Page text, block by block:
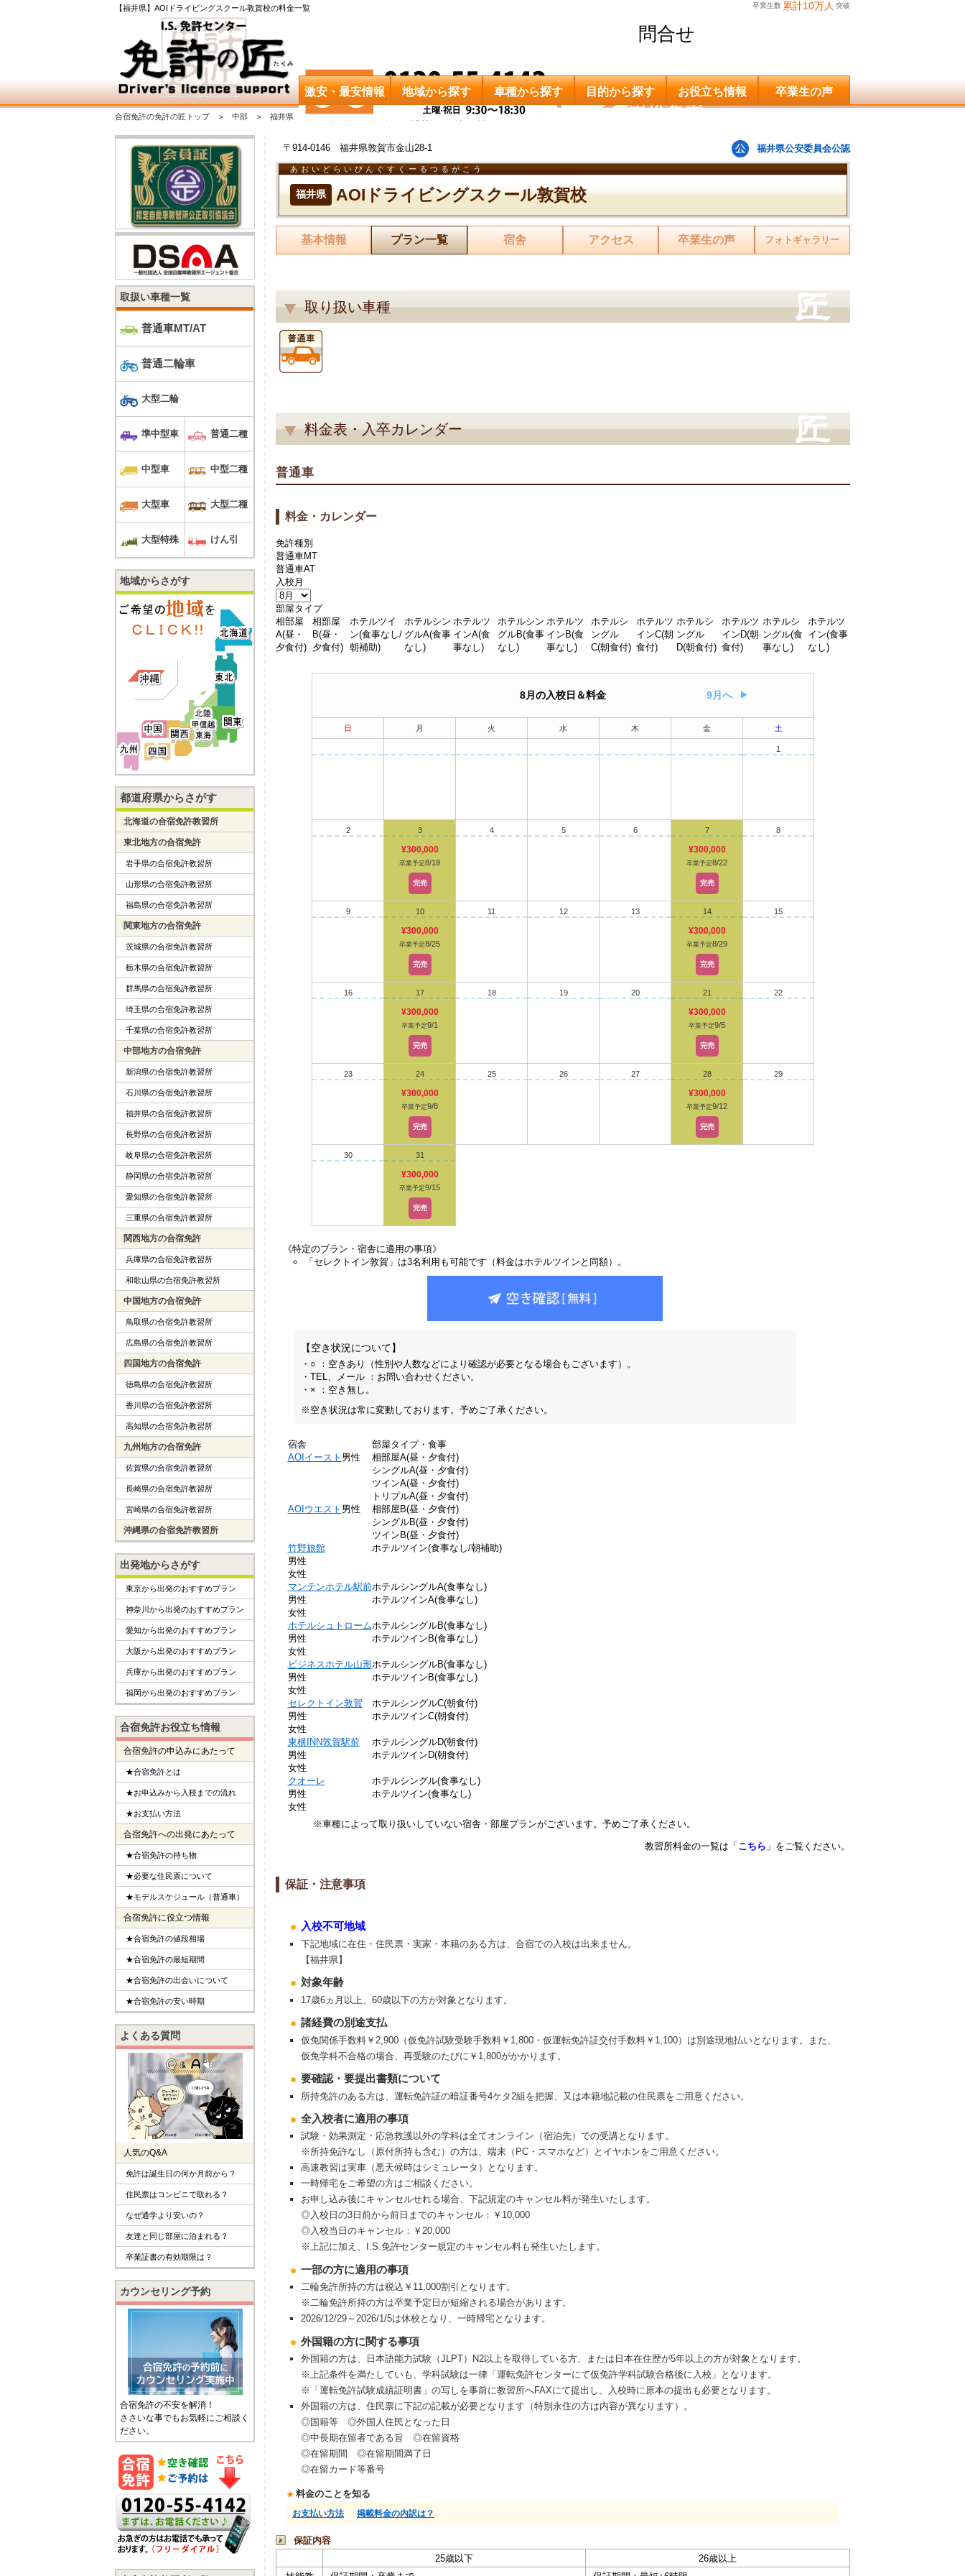
【福井県】AOIドライビングスクール敦賀校の料金一覧 卒業生数 累計10万人 突破
問合せ
申込希望
激安・最安情報 地域から探す 車種から探す 目的から探す お役立ち情報 卒業生の声
合宿免許の免許の匠トップ 中部 福井県 AOIドライビングスクール敦賀校 料金一覧
〒914-0146 福井県敦賀市金山28-1 福井県公安委員会公認
福井県 AOIドライビングスクール敦賀校
あおいどらいびんぐすくーるつるがこう
基本情報 プラン一覧 宿舎 アクセス 卒業生の声 フォトギャラリー
取り扱い車種
料金表・入卒カレンダー
普通車
料金・カレンダー
免許種別
普通車MT
普通車AT
入校月
部屋タイプ
相部屋
A(昼・
夕食付)
相部屋
B(昼・
夕食付)
ホテルツイ
ン(食事なし/
朝補助)
ホテルシン
グルA(食事
なし)
ホテルツ
インA(食
事なし)
ホテルシン
グルB(食事
なし)
ホテルツ
インB(食
事なし)
ホテルシ
ングル
C(朝食付)
ホテルツ
インC(朝
食付)
ホテルシ
ングル
D(朝食付)
ホテルツ
インD(朝
食付)
ホテルシ
ングル(食
事なし)
ホテルツ
イン(食事
なし)
8月の入校日＆料金 9月へ
日 月 火 水 木 金 土
1
2 3
¥300,000
卒業予定8/18
完売
4 5 6 7
¥300,000
卒業予定8/22
完売
8
9 10
¥300,000
卒業予定8/25
完売
11 12 13 14
¥300,000
卒業予定8/29
完売
15
16 17
¥300,000
卒業予定9/1
完売
18 19 20 21
¥300,000
卒業予定9/5
完売
22
23 24
¥300,000
卒業予定9/8
完売
25 26 27 28
¥300,000
卒業予定9/12
完売
29
30 31
¥300,000
卒業予定9/15
完売
《特定のプラン・宿舎に適用の事項》
「セレクトイン敦賀」は3名利用も可能です（料金はホテルツインと同額）。
【空き状況について】
・○ ：空きあり（性別や人数などにより確認が必要となる場合もございます）。
・TEL、メール ：お問い合わせください。
・× ：空き無し。
※空き状況は常に変動しております。予めご了承ください。
宿舎
部屋タイプ・食事
AOIイースト 男性
相部屋A(昼・夕食付)
シングルA(昼・夕食付)
ツインA(昼・夕食付)
トリプルA(昼・夕食付)
AOIウエスト 男性
相部屋B(昼・夕食付)
シングルB(昼・夕食付)
ツインB(昼・夕食付)
竹野旅館
男性
女性
ホテルツイン(食事なし/朝補助)
マンテンホテル駅前
男性
女性
ホテルシングルA(食事なし)
ホテルツインA(食事なし)
ホテルシュトローム
男性
女性
ホテルシングルB(食事なし)
ホテルツインB(食事なし)
ビジネスホテル山形
男性
女性
ホテルシングルB(食事なし)
ホテルツインB(食事なし)
セレクトイン敦賀
男性
女性
ホテルシングルC(朝食付)
ホテルツインC(朝食付)
東横INN敦賀駅前
男性
女性
ホテルシングルD(朝食付)
ホテルツインD(朝食付)
クオーレ
男性
女性
ホテルシングル(食事なし)
ホテルツイン(食事なし)
※車種によって取り扱いしていない宿舎・部屋プランがございます。予めご了承ください。
教習所料金の一覧は「 こちら 」をご覧ください。
保証・注意事項
入校不可地域
下記地域に在住・住民票・実家・本籍のある方は、合宿での入校は出来ません。
【福井県】
対象年齢
17歳6ヵ月以上、60歳以下の方が対象となります。
諸経費の別途支払
仮免関係手数料￥2,900（仮免許試験受験手数料￥1,800・仮運転免許証交付手数料￥1,100）は別途現地払いとなります。また、
仮免学科不合格の場合、再受験のたびに￥1,800がかかります。
要確認・要提出書類について
所持免許のある方は、運転免許証の暗証番号4ケタ2組を把握、又は本籍地記載の住民票をご用意ください。
全入校者に適用の事項
試験・効果測定・応急救護以外の学科は全てオンライン（宿泊先）での受講となります。
※所持免許なし（原付所持も含む）の方は、端末（PC・スマホなど）とイヤホンをご用意ください。
高速教習は実車（悪天候時はシミュレータ）となります。
一時帰宅をご希望の方はご相談ください。
お申し込み後にキャンセルせれる場合、下記規定のキャンセル料が発生いたします。
◎入校日の3日前から前日までのキャンセル：￥10,000
◎入校当日のキャンセル：￥20,000
※上記に加え、I.S.免許センター規定のキャンセル料も発生いたします。
⼀部の方に適用の事項
二輪免許所持の方は税込￥11,000割引となります。
※二輪免許所持の方は卒業予定日が短縮される場合があります。
2026/12/29～2026/1/5は休校となり、一時帰宅となります。
外国籍の方に関する事項
外国籍の方は、日本語能力試験（JLPT）N2以上を取得している方、または日本在住歴が5年以上の方が対象となります。
※上記条件を満たしていも、学科試験は一律「運転免許センターにて仮免許学科試験合格後に入校」となります。
※「運転免許試験成績証明書」の写しを事前に教習所へFAXにて提出し、入校時に原本の提出も必要となります。
外国籍の方は、住民票に下記の記載が必要となります（特別永住の方は内容が異なります）。
◎国籍等 ◎外国人住民となった日
◎中長期在留者である旨 ◎在留資格
◎在留期間 ◎在留期間満了日
◎在留カード等番号
料金のことを知る
お支払い方法 掲載料金の内訳は？
保証内容
25歳以下
26歳以上
取扱い車種一覧
普通車MT/AT
普通二輪車
大型二輪
準中型車 普通二種
中型車 中型二種
大型車 大型二種
大型特殊 けん引
地域からさがす
都道府県からさがす
北海道の合宿免許教習所
東北地方の合宿免許
岩手県の合宿免許教習所
山形県の合宿免許教習所
福島県の合宿免許教習所
関東地方の合宿免許
茨城県の合宿免許教習所
栃木県の合宿免許教習所
群馬県の合宿免許教習所
埼玉県の合宿免許教習所
千葉県の合宿免許教習所
中部地方の合宿免許
新潟県の合宿免許教習所
石川県の合宿免許教習所
福井県の合宿免許教習所
長野県の合宿免許教習所
岐阜県の合宿免許教習所
静岡県の合宿免許教習所
愛知県の合宿免許教習所
三重県の合宿免許教習所
関西地方の合宿免許
兵庫県の合宿免許教習所
和歌山県の合宿免許教習所
中国地方の合宿免許
鳥取県の合宿免許教習所
広島県の合宿免許教習所
四国地方の合宿免許
徳島県の合宿免許教習所
香川県の合宿免許教習所
高知県の合宿免許教習所
九州地方の合宿免許
佐賀県の合宿免許教習所
長崎県の合宿免許教習所
宮崎県の合宿免許教習所
沖縄県の合宿免許教習所
出発地からさがす
東京から出発のおすすめプラン
神奈川から出発のおすすめプラン
愛知から出発のおすすめプラン
大阪から出発のおすすめプラン
兵庫から出発のおすすめプラン
福岡から出発のおすすめプラン
合宿免許お役立ち情報
合宿免許の申込みにあたって
★合宿免許とは
★お申込みから入校までの流れ
★お支払い方法
合宿免許への出発にあたって
★合宿免許の持ち物
★必要な住民票について
★モデルスケジュール（普通車）
合宿免許に役立つ情報
★合宿免許の値段相場
★合宿免許の最短期間
★合宿免許の出会いについて
★合宿免許の安い時期
よくある質問
人気のQ&A
免許は誕生日の何か月前から？
住民票はコンビニで取れる？
なぜ通学より安いの？
友達と同じ部屋に泊まれる？
卒業証書の有効期限は？
カウンセリング予約
合宿免許の不安を解消！
ささいな事でもお気軽にご相談く
ださい。